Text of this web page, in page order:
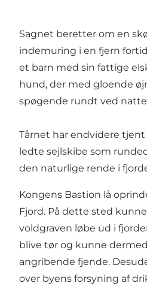
Sagnet beretter om en
indemuring i en fjern
et barn med sin fattige
hund, der med gloende
spøgende rundt ved
Tårnet har endvidere
ledte sejlskibe som
den naturlige rende i
Kongens Bastion lå
Fjord. På dette sted
voldgraven løbe ud i
blive tør og kunne
angribende fjende.
over byens forsyning af